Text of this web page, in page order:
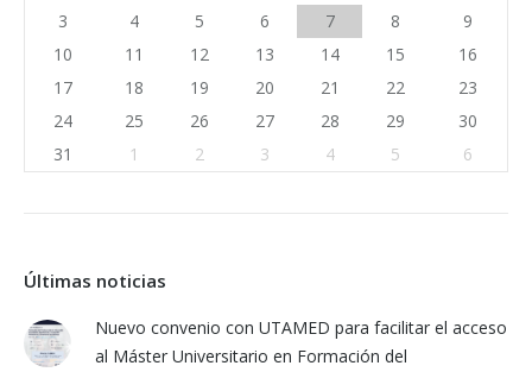
3
4 5 6 7 8
9
10
11 12 13 14 15
16
17
18 19 20 21 22
23
24
25 26 27 28 29
30
31
1 2 3 4 5 6
Últimas noticias
Nuevo convenio con UTAMED para facilitar el acceso
al Máster Universitario en Formación del